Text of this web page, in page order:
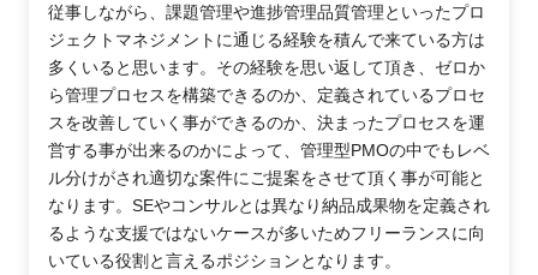
従事しながら、課題管理や進捗管理品質管理といったプロ
ジェクトマネジメントに通じる経験を積んで来ている方は
多くいると思います。その経験を思い返して頂き、ゼロか
ら管理プロセスを構築できるのか、定義されているプロセ
スを改善していく事ができるのか、決まったプロセスを運
営する事が出来るのかによって、管理型PMOの中でもレベ
ル分けがされ適切な案件にご提案をさせて頂く事が可能と
なります。SEやコンサルとは異なり納品成果物を定義され
るような支援ではないケースが多いためフリーランスに向
いている役割と言えるポジションとなります。